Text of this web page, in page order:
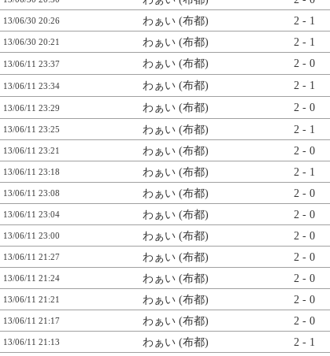
13/06/30 20:26 わぁい (布都) 2 - 1
13/06/30 20:21 わぁい (布都) 2 - 1
13/06/11 23:37 わぁい (布都) 2 - 0
13/06/11 23:34 わぁい (布都) 2 - 1
13/06/11 23:29 わぁい (布都) 2 - 0
13/06/11 23:25 わぁい (布都) 2 - 1
13/06/11 23:21 わぁい (布都) 2 - 0
13/06/11 23:18 わぁい (布都) 2 - 1
13/06/11 23:08 わぁい (布都) 2 - 0
13/06/11 23:04 わぁい (布都) 2 - 0
13/06/11 23:00 わぁい (布都) 2 - 0
13/06/11 21:27 わぁい (布都) 2 - 0
13/06/11 21:24 わぁい (布都) 2 - 0
13/06/11 21:21 わぁい (布都) 2 - 0
13/06/11 21:17 わぁい (布都) 2 - 0
13/06/11 21:13 わぁい (布都) 2 - 1